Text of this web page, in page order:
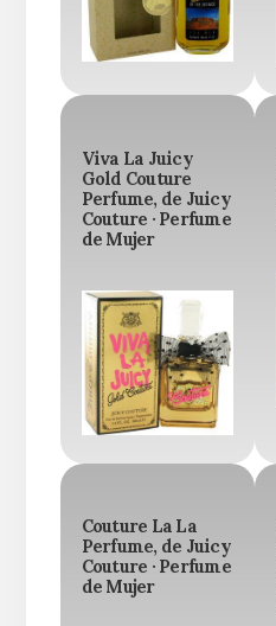
Viva La Juicy
Gold Couture
Perfume, de Juicy
Couture · Perfume
de Mujer
Couture La La
Perfume, de Juicy
Couture · Perfume
de Mujer